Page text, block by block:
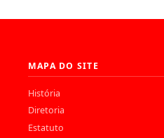
MAPA DO SITE
História
Diretoria
Estatuto